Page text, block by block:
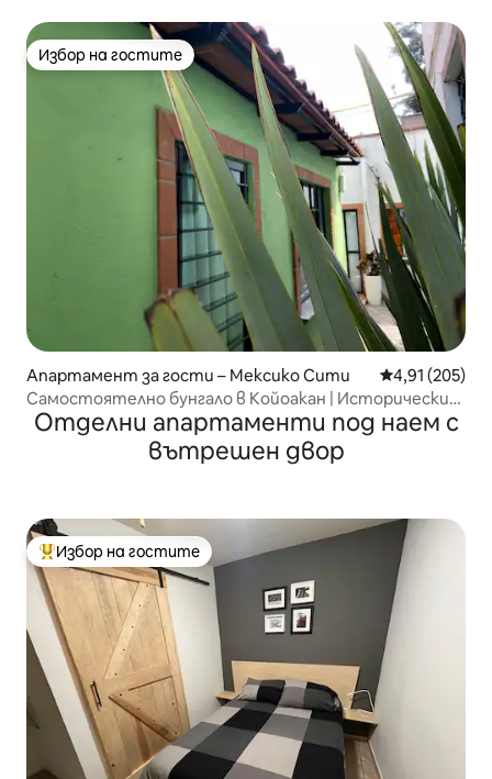
Избор на гостите
Избор на гостите
Апартамент за гости – Мексико Сити Средна
4,91 (205)
Самостоятелно бунгало в Койоакан | Исторически
чар.
Отделни апартаменти под наем с
вътрешен двор
Най-популярен избор на гостите
Избор на гостите